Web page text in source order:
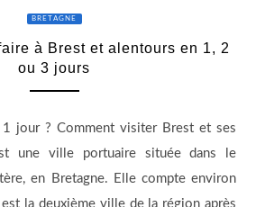
BRETAGNE
à Brest et alentours en 1, 2
ou 3 jours
jour ? Comment visiter Brest et ses
une ville portuaire située dans le
en Bretagne. Elle compte environ
la deuxième ville de la région après